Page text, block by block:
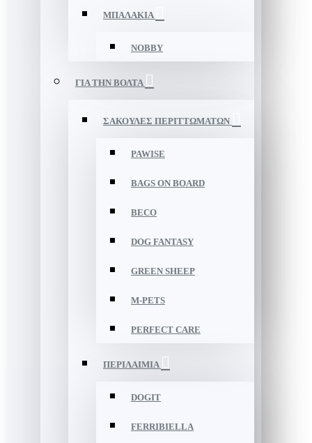
ΜΠΑΛΑΚΙΑ
NOBBY
ΓΙΑ ΤΗΝ ΒΟΛΤΑ
ΣΑΚΟΥΛΕΣ ΠΕΡΙΤΤΩΜΑΤΩΝ
PAWISE
BAGS ON BOARD
BECO
DOG FANTASY
GREEN SHEEP
M-PETS
PERFECT CARE
ΠΕΡΙΛΑΙΜΙΑ
DOGIT
FERRIBIELLA